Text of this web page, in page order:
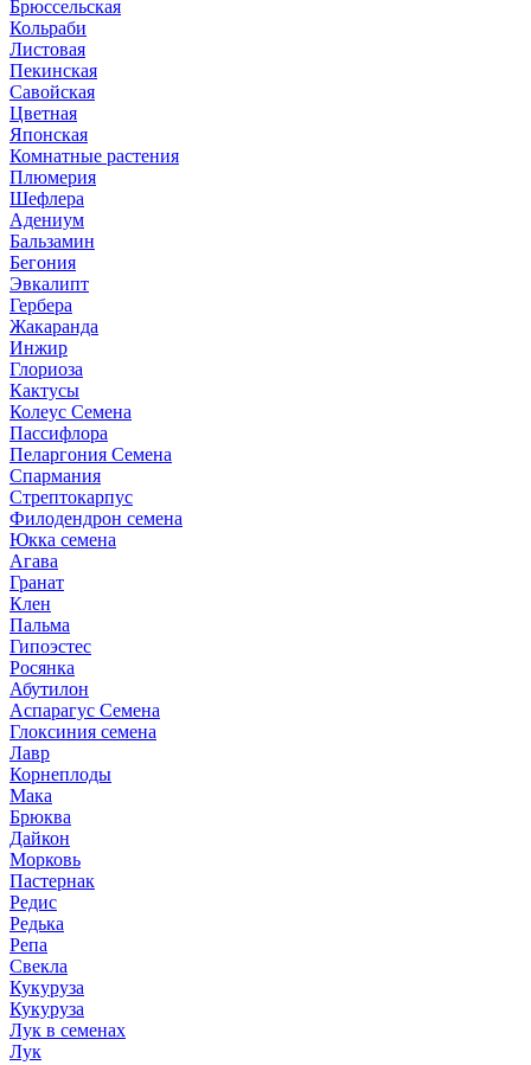
Брюссельская
Кольраби
Листовая
Пекинская
Савойская
Цветная
Японская
Комнатные растения
Плюмерия
Шефлера
Адениум
Бальзамин
Бегония
Эвкалипт
Гербера
Жакаранда
Инжир
Глориоза
Кактусы
Колеус Семена
Пассифлора
Пеларгония Семена
Спармания
Стрептокарпус
Филодендрон семена
Юкка семена
Агава
Гранат
Клен
Пальма
Гипоэстес
Росянка
Абутилон
Аспарагус Семена
Глоксиния семена
Лавр
Корнеплоды
Мака
Брюква
Дайкон
Морковь
Пастернак
Редис
Редька
Репа
Свекла
Кукуруза
Кукуруза
Лук в семенах
Лук